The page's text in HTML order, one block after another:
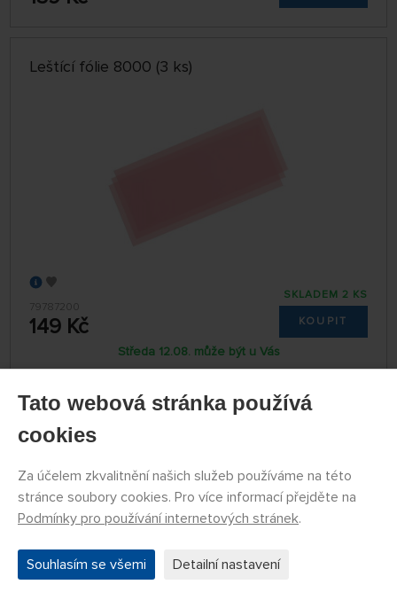
Leštící fólie 8000 (3 ks)
79787200
149 Kč
SKLADEM 2 KS
KOUPIT
Středa 12.08. může být u Vás
Míchací kalíšky hliníkové (6 ks)
Tato webová stránka používá
cookies
Za účelem zkvalitnění našich služeb používáme na této
stránce soubory cookies. Pro více informací přejděte na
Podmínky pro používání internetových stránek.
Souhlasím se všemi Detailní nastavení